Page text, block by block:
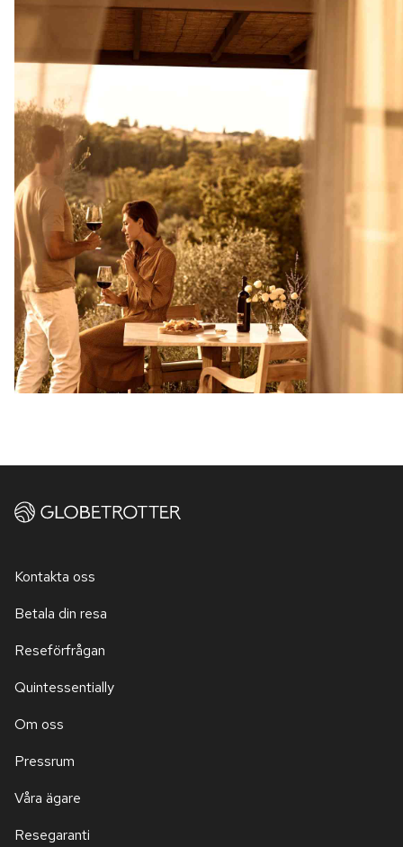
Kontakta oss
Betala din resa
Reseförfrågan
Quintessentially
Om oss
Pressrum
Våra ägare
Resegaranti